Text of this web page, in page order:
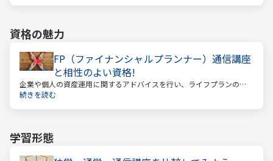
資格の魅力
FP（ファイナンシャルプランナー）通信講座
と相性のよい資格!
企業や個人の資産運用に関するアドバイスを行い、ライフプランの設
計を提案するファイナンシャルプランナー
続きを読む
学習形態